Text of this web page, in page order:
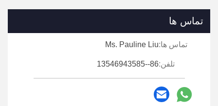
تماس ها
تماس ها:Ms. Pauline Liu
تلفن:86--13546943585